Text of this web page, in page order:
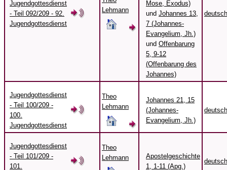
Jugendgottesdienst
- Teil 092/209 - 92.
Jugendgottesdienst
Lehmann
Mose, Exodus)
und Johannes 13,
7 (Johannes-
Evangelium, Jh.)
und Offenbarung
5, 9-12
(Offenbarung des
Johannes)
deutsch
Jugendgottesdienst
- Teil 100/209 -
100.
Jugendgottesdienst
Theo
Lehmann
Johannes 21, 15
(Johannes-
Evangelium, Jh.)
deutsch
Jugendgottesdienst
- Teil 101/209 -
101.
Theo
Lehmann
Apostelgeschichte
1, 1-11 (Apg.)
deutsch